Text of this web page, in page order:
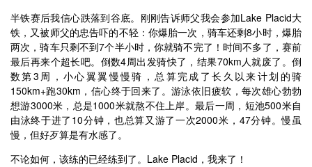
半铁赛后我信心跌落到谷底。刚刚告诉师父我会参加Lake Placid大
铁，又被师父的忠告吓的不轻：你爆胎一次，骑车还剩8小时，爆胎
两次，骑车只剩不到7个半小时，你就骑不完了！时间不多了，赛前
最后再来个超长吧。倒数4周出发骑快了，结果70km人就废了。倒
数第3周，小心翼翼慢慢骑，总算完成了长久以来计划的骑
150km+跑30km，信心终于回来了。游泳依旧疲软，每次雄心勃勃
想游3000米，总是1000米就熬不住上岸。最后一周，短池500米自
由泳终于进了10分钟，也总算又游了一次2000米，47分钟。慢虽
慢，但好歹算是有水感了。
不论如何，该练的已经练到了。Lake Placid，我来了！